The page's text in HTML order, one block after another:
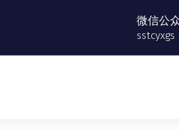
微信公
sstcyxgs